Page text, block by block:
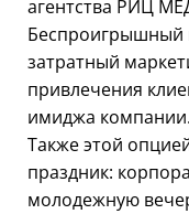
агентства РИЦ
Беспроигрышный
затратный
привлечения
имиджа компании.
Также этой
праздник:
молодежную